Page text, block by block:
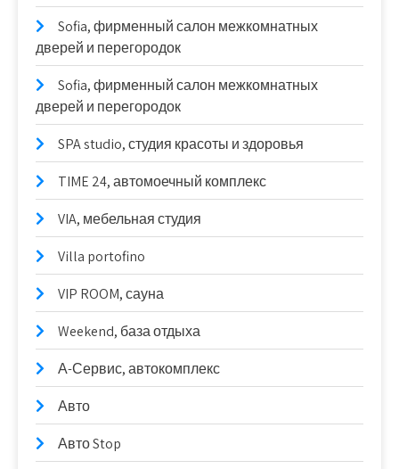
Sofia, фирменный салон межкомнатных
дверей и перегородок
Sofia, фирменный салон межкомнатных
дверей и перегородок
SPA studio, студия красоты и здоровья
TIME 24, автомоечный комплекс
VIA, мебельная студия
Villa portofino
VIP ROOM, сауна
Weekend, база отдыха
А-Сервис, автокомплекс
Авто
Авто Stop